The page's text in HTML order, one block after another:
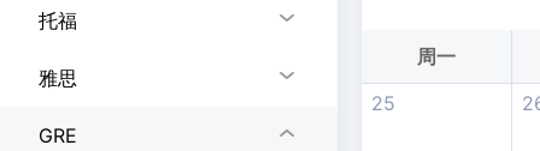
托福
雅思
GRE
周一
25